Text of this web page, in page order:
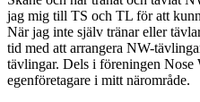
jag mig till TS och TL för att
När jag inte själv tränar eller
tid med att arrangera NW-
tävlingar. Dels i föreningen
egenföretagare i mitt närområde.